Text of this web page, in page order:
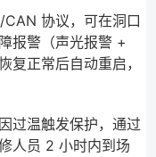
协议，可在洞口
报警（声光报警 +
复正常后自动重启，
过温触发保护，通过
人员 2 小时内到场